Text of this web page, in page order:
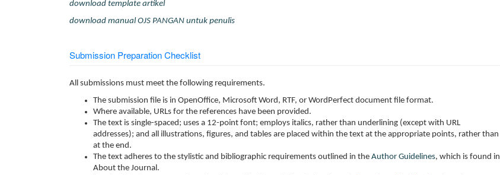
download template artikel
download manual OJS PANGAN untuk penulis
Submission Preparation Checklist
All submissions must meet the following requirements.
The submission file is in OpenOffice, Microsoft Word, RTF, or WordPerfect document file format.
Where available, URLs for the references have been provided.
The text is single-spaced; uses a 12-point font; employs italics, rather than underlining (except with URL
addresses); and all illustrations, figures, and tables are placed within the text at the appropriate points, rather than
at the end.
The text adheres to the stylistic and bibliographic requirements outlined in the Author Guidelines, which is found in
About the Journal.